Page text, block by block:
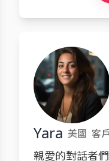
Yara 美國 客
親愛的對話者